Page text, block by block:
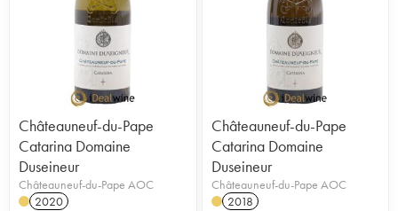
Châteauneuf-du-Pape
Catarina Domaine
Duseineur
Châteauneuf-du-Pape AOC
2020
Châteauneuf-du-Pape
Catarina Domaine
Duseineur
Châteauneuf-du-Pape AOC
2018